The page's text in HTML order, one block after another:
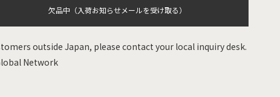
欠品中（入荷お知らせメールを受け取る）
outside Japan, please contact your local inquiry desk.
Network